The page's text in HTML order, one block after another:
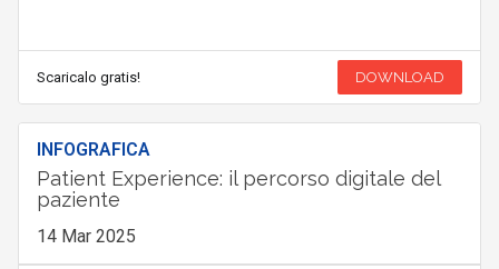
Scaricalo gratis! DOWNLOAD
INFOGRAFICA
Patient Experience: il percorso digitale del
paziente
14 Mar 2025